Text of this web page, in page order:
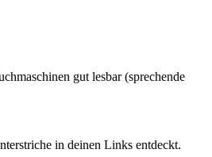
gut lesbar (sprechende
in deinen Links entdeckt.